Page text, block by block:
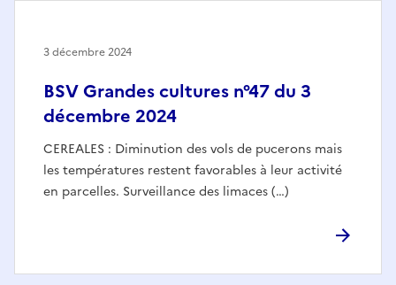
BSV Grandes cultures n°47 du 3
décembre 2024
CEREALES : Diminution des vols de pucerons mais
les températures restent favorables à leur activité
en parcelles. Surveillance des limaces (…)
3 décembre 2024